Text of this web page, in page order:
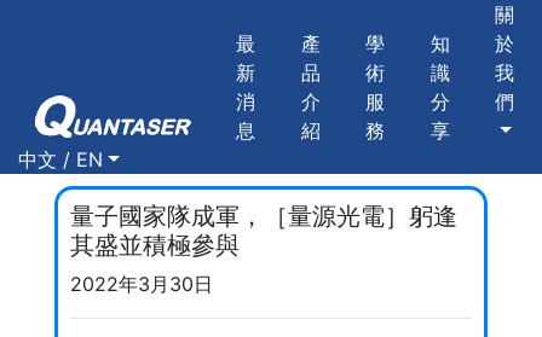
最
新
消
息
產
品
介
紹
學
術
服
務
知
識
分
享
關
於
我
們
中文 / EN
量子國家隊成軍，［量源光電］躬逢
其盛並積極參與
2022年3月30日